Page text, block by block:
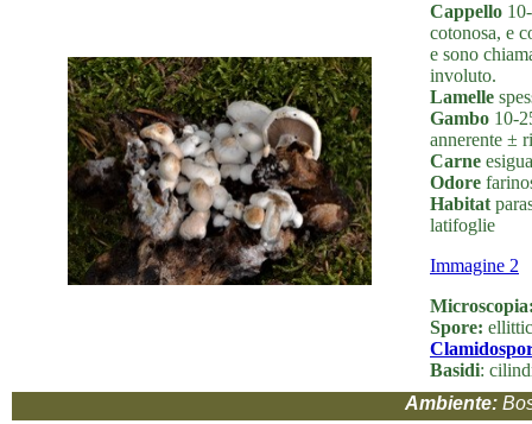
Cappello
cotonosa, e
e sono
involuto.
Lamelle
Gambo 10-
annerente ±
Carne
Odore
Habitat
latifoglie
Immagine 2
Spore:
Basidi:
Ambiente: